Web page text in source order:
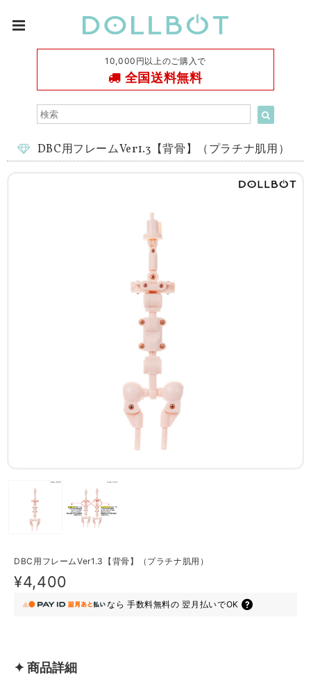
10,000円以上のご購入で
全国送料無料
DBC用フレームVer1.3【背骨】（プラチナ肌用）
DBC用フレームVer1.3【背骨】（プラチナ肌用）
¥4,400
なら 手数料無料の 翌月払いでOK
✦ 商品詳細